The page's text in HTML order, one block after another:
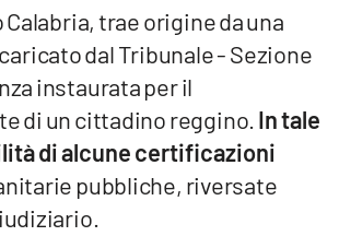
trae origine da una
dal Tribunale - Sezione
instaurata per il
di un cittadino reggino. In tale
di alcune certificazioni
pubbliche, riversate